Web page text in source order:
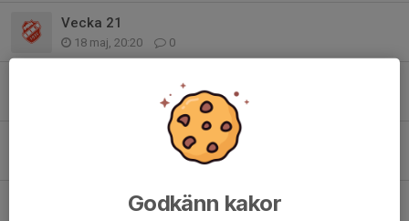
Vecka 21
18 maj, 20:20 0
0
Medlems och träningsavgift
Godkänn kakor